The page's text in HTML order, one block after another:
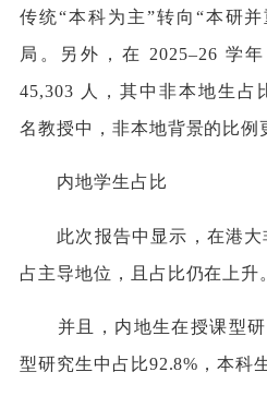
传统“本科为主”转向“本研
局。另外，在 2025–26 学
45,303 人，其中非本地生占
名教授中，非本地背景的比例
内地学生占比
此次报告中显示，在港大
占主导地位，且占比仍在上升
并且，内地生在授课型研
型研究生中占比92.8%，本科